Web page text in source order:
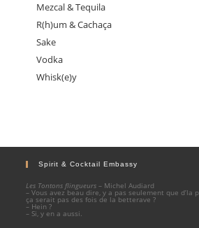
Mezcal & Tequila
R(h)um & Cachaça
Sake
Vodka
Whisk(e)y
Spirit & Cocktail Embassy
Les Tontons flingueurs – Michel Audiard
– Vous avez beau dire, y a pas seulement que d’la
ça serait pas des fois de la betterave ?
– Hein ?
– Si, y en a aussi.